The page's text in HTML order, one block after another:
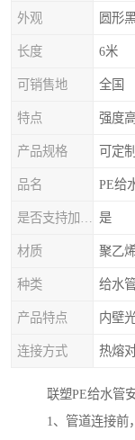
外观 圆形
长度 6米
可销售地 全国
特点 强度
产品规格 可定制
品名 PE给
是
材质 聚乙
种类 给水
产品特点 内壁
连接方式 热熔
联塑PE给水管
1、管道连接前